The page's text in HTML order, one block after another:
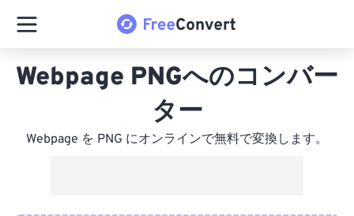
Webpage PNGへのコンバー
ター
Webpage を PNG にオンラインで無料で変換します。